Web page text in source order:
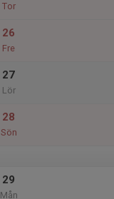
Tor
26
Fre
27
Lör
28
Sön
29
Mån